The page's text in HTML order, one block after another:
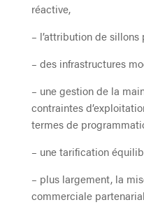
réactive,
– l’attribution de
– des infrastructures
– une gestion de la
contraintes
termes de
– une tarification
– plus largement, la
commerciale